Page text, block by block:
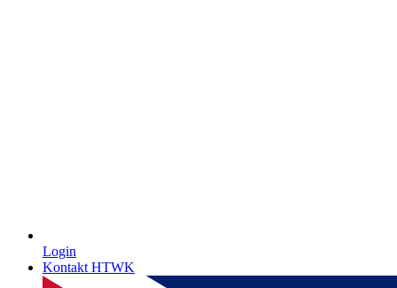
Login
Kontakt HTWK